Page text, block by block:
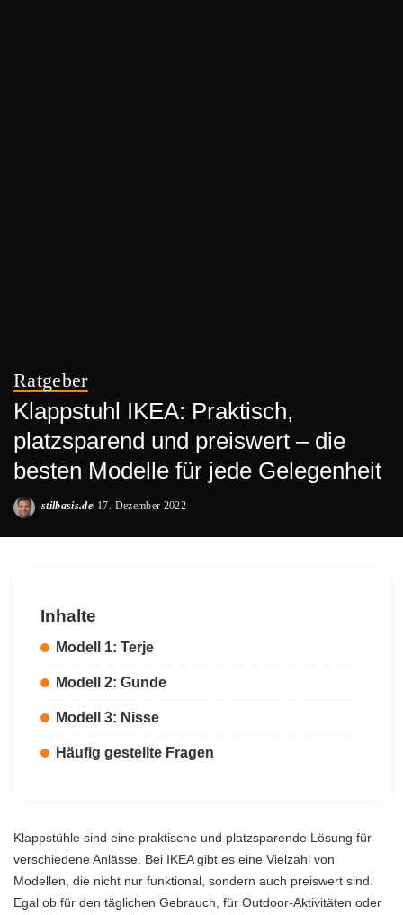
Ratgeber
Klappstuhl IKEA: Praktisch,
platzsparend und preiswert – die
besten Modelle für jede Gelegenheit
Posted
stilbasis.de 17. Dezember 2022
Inhalte
Modell 1: Terje
Modell 2: Gunde
Modell 3: Nisse
Häufig gestellte Fragen
Klappstühle sind eine praktische und platzsparende Lösung für
verschiedene Anlässe. Bei IKEA gibt es eine Vielzahl von
Modellen, die nicht nur funktional, sondern auch preiswert sind.
Egal ob für den täglichen Gebrauch, für Outdoor-Aktivitäten oder